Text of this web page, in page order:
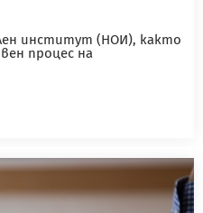
институт (НОИ), както
процес на